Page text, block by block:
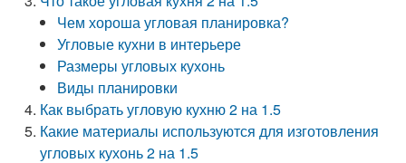
Чем хороша угловая планировка?
Угловые кухни в интерьере
Размеры угловых кухонь
Виды планировки
Как выбрать угловую кухню 2 на 1.5
Какие материалы используются для изготовления
угловых кухонь 2 на 1.5